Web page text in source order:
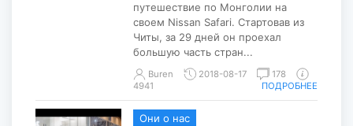
путешествие по Монголии на
своем Nissan Safari. Стартовав из
Читы, за 29 дней он проехал
большую часть стран...
Buren 2018-08-17
178
4941
ПОДРОБНЕЕ
Они о нас